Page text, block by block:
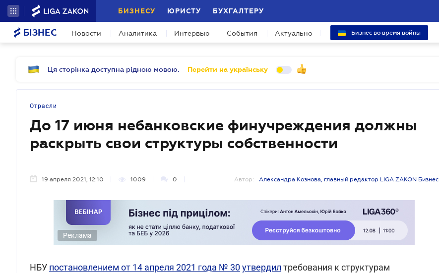
БИЗНЕСУ ЮРИСТУ БУХГАЛТЕРУ
БІЗНЕС Новости Аналитика Интервью События Актуально Бизнес во время войны
Ця сторінка доступна рідною мовою. Перейти на українську
Отрасли
До 17 июня небанковские финучреждения должны
раскрыть свои структуры собственности
19 апреля 2021, 12:10 1009 0 Автор: Александра Кознова, главный редактор LIGA ZAKON Бизнес
Реклама
НБУ постановлением от 14 апреля 2021 года № 30утвердил требования к структурам